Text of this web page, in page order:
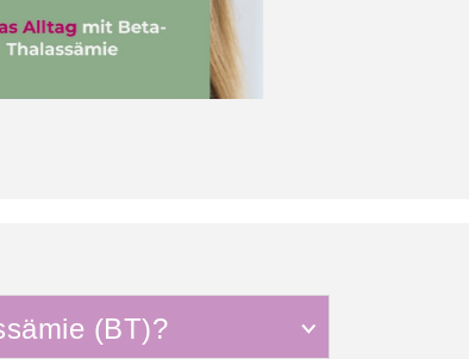
(BT)?